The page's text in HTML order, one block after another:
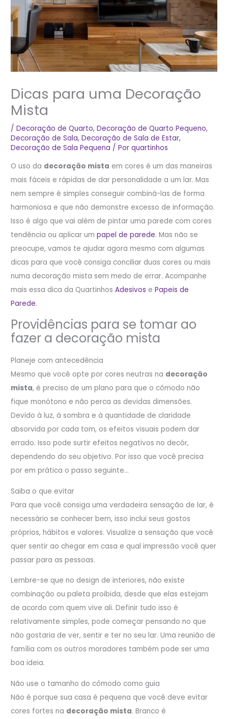
Dicas para uma Decoração
Mista
/Decoração de Quarto,Decoração de Quarto Pequeno,
Decoração de Sala,Decoração de Sala de Estar,
Decoração de Sala Pequena / Porquartinhos
O uso da decoração mista em cores é um das maneiras
mais fáceis e rápidas de dar personalidade a um lar. Mas
nem sempre é simples conseguir combiná-las de forma
harmoniosa e que não demonstre excesso de informação.
Isso é algo que vai além de pintar uma parede com cores
tendência ou aplicar umpapel de parede. Mas não se
preocupe, vamos te ajudar agora mesmo com algumas
dicas para que você consiga conciliar duas cores ou mais
numa decoração mista sem medo de errar. Acompanhe
mais essa dica da QuartinhosAdesivos ePapeis de
Parede.
Providências para se tomar ao
fazer a decoração mista
Planeje com antecedência
Mesmo que você opte por cores neutras na decoração
mista, é preciso de um plano para que o cômodo não
fique monótono e não perca as devidas dimensões.
Devido à luz, à sombra e à quantidade de claridade
absorvida por cada tom, os efeitos visuais podem dar
errado. Isso pode surtir efeitos negativos no decór,
dependendo do seu objetivo. Por isso que você precisa
por em prática o passo seguinte…
Saiba o que evitar
Para que você consiga uma verdadeira sensação de lar, é
necessário se conhecer bem, isso inclui seus gostos
próprios, hábitos e valores. Visualize a sensação que você
quer sentir ao chegar em casa e qual impressão você quer
passar para as pessoas.
Lembre-se que no design de interiores, não existe
combinação ou paleta proibida, desde que elas estejam
de acordo com quem vive ali. Definir tudo isso é
relativamente simples, pode começar pensando no que
não gostaria de ver, sentir e ter no seu lar. Uma reunião de
família com os outros moradores também pode ser uma
boa ideia.
Não use o tamanho do cômodo como guia
Não é porque sua casa é pequena que você deve evitar
cores fortes na decoração mista. Branco é